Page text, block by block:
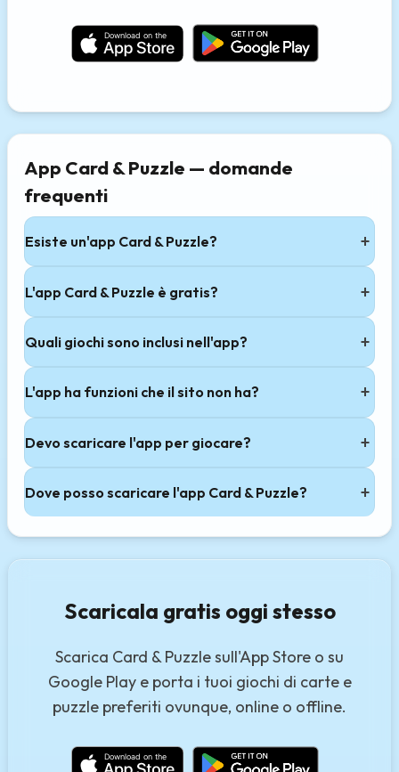
App Card & Puzzle — domande
frequenti
Esiste un'app Card & Puzzle?
L'app Card & Puzzle è gratis?
Quali giochi sono inclusi nell'app?
L'app ha funzioni che il sito non ha?
Devo scaricare l'app per giocare?
Dove posso scaricare l'app Card & Puzzle?
Scaricala gratis oggi stesso
Scarica Card & Puzzle sull'App Store o su
Google Play e porta i tuoi giochi di carte e
puzzle preferiti ovunque, online o offline.